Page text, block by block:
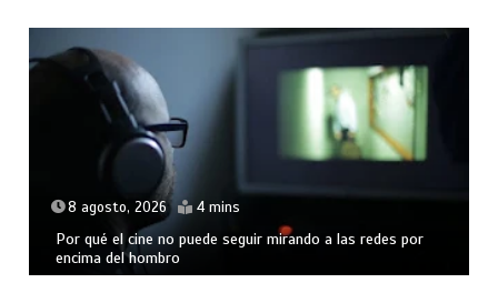
8 agosto, 2026 4 mins
Por qué el cine no puede seguir mirando a las redes por
encima del hombro